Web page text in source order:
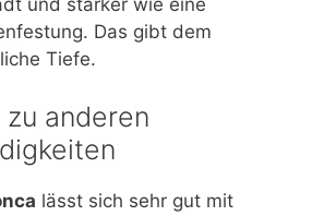
Das gibt dem
Tiefe.
anderen
lässt sich sehr gut mit